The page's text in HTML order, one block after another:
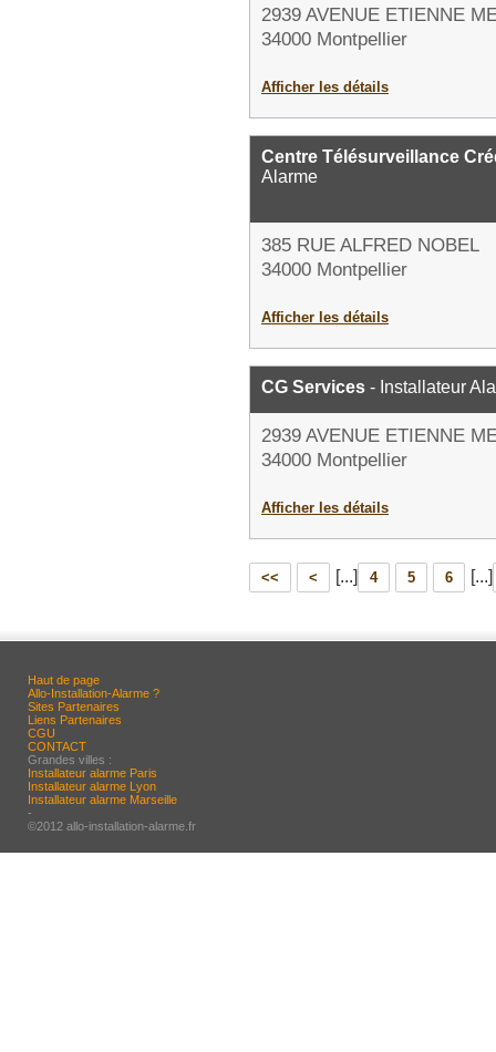
2939 AVENUE ETIENNE
34000 Montpellier
Afficher les détails
Centre Télésurveillance
Alarme
385 RUE ALFRED NOBEL
34000 Montpellier
Afficher les détails
CG Services - Installateur
2939 AVENUE ETIENNE
34000 Montpellier
Afficher les détails
<< < [...] 4 5 6 [...]
Haut de page
Allo-Installation-Alarme ?
Sites Partenaires
Liens Partenaires
CGU
CONTACT
Grandes villes :
Installateur alarme Paris
Installateur alarme Lyon
Installateur alarme Marseille
-
©2012 allo-installation-alarme.fr